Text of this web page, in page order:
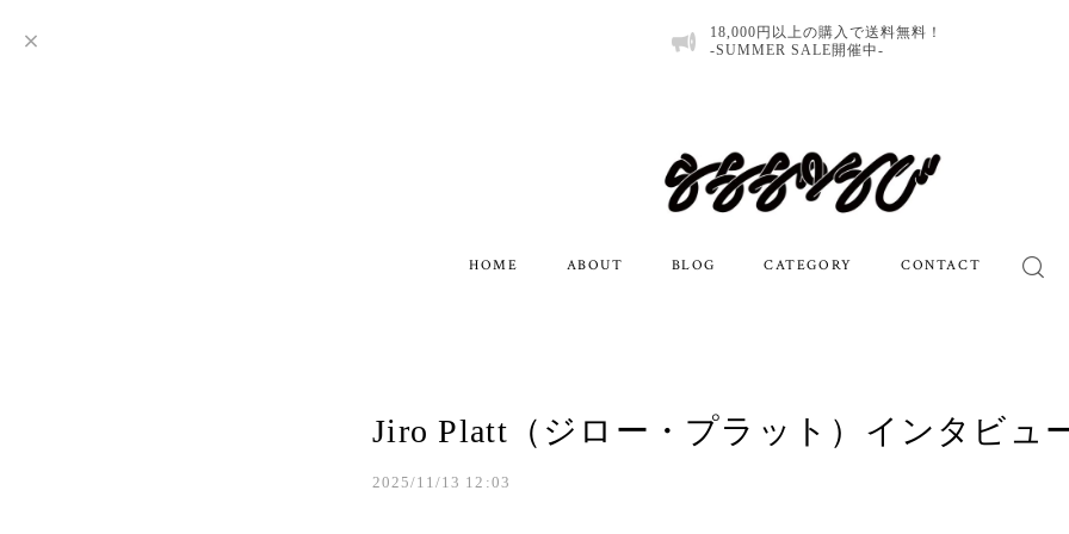
18,000円以上の購入で送料無料！
-SUMMER SALE開催中-
HOME ABOUT BLOG CATEGORY CONTACT
Jiro Platt（ジロー・プラット）インタビュ
2025/11/13 12:03